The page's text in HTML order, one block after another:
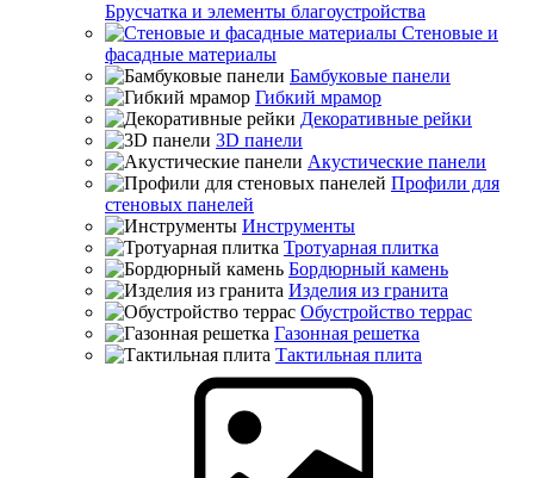
Брусчатка и элементы благоустройства
Стеновые и
фасадные материалы
Бамбуковые панели
Гибкий мрамор
Декоративные рейки
3D панели
Акустические панели
Профили для
стеновых панелей
Инструменты
Тротуарная плитка
Бордюрный камень
Изделия из гранита
Обустройство террас
Газонная решетка
Тактильная плита